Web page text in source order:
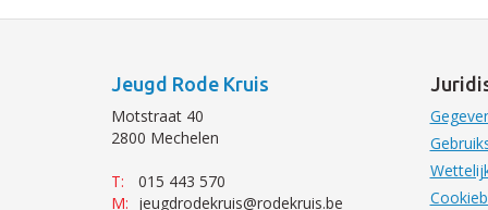
Jeugd Rode Kruis
Motstraat 40
2800 Mechelen
T:
015 443 570
M: jeugdrodekruis@rodekruis.be